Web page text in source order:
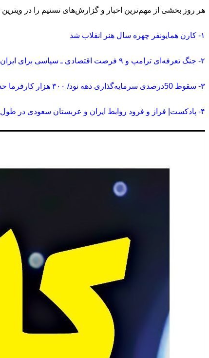
هر روز بخشی از مهم‌ترین اخبار و گزارش‌های تسنیم را در ویترین
۱- کارن همایونفر چهره سال هنر انقلاب شد
۲- جنگ تعرفه‌ای ترامپ و ۹ فرصت اقتصادی ـ سیاسی برای ایران
۳- سقوط 50درصدی سرمایه‌گذاری دهه نود/ ۳۰۰ هزار کارفرما حذف شدند
۴- پادکست| فراز و فرود روابط ایران و عربستان سعودی در طول تاریخ